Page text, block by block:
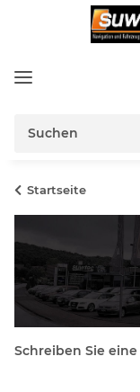
Startseite
Schreiben Sie